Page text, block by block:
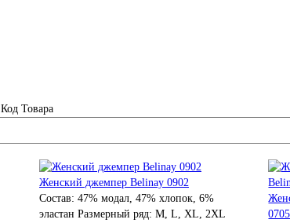
Код Товара
Женский джемпер Belinay 0902
Состав: 47% модал, 47% хлопок, 6%
эластан Размерный ряд: М, L, XL, 2XL